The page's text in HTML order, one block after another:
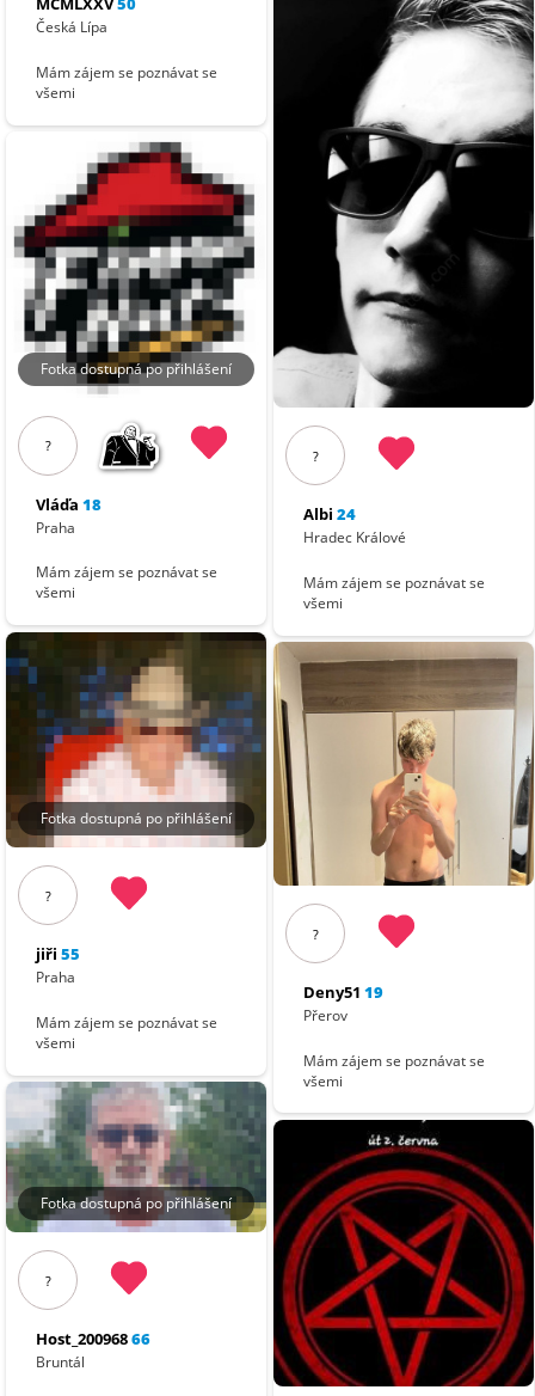
Česká Lípa
Mám zájem se poznávat se
všemi
Fotka dostupná po přihlášení
?
Vláďa 18
Praha
Mám zájem se poznávat se
všemi
Fotka dostupná po přihlášení
?
jiři 55
Praha
Mám zájem se poznávat se
všemi
Fotka dostupná po přihlášení
?
Host_20096866
Bruntál
?
Albi 24
Hradec Králové
Mám zájem se poznávat se
všemi
?
Deny51 19
Přerov
Mám zájem se poznávat se
všemi